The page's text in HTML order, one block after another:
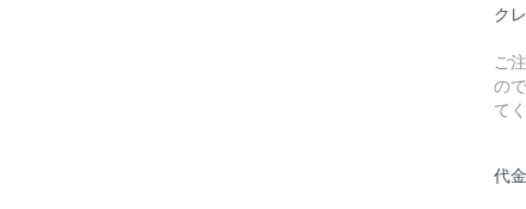
ク
ご
の
て
代